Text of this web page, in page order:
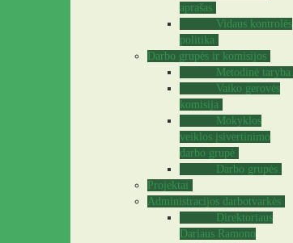
aprašas
Vidaus kontrolės
politika
Darbo grupės ir komisijos
Metodinė taryba
Vaiko gerovės
komisija
Mokyklos
veiklos įsivertinimo
darbo grupė
Darbo grupės
Projektai
Administracijos darbotvarkės
Direktoriaus
Dariaus Ramono